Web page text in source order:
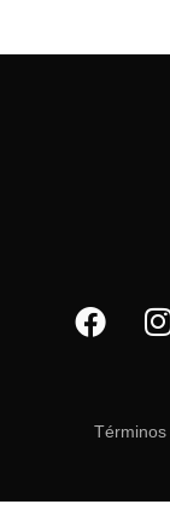
Términos